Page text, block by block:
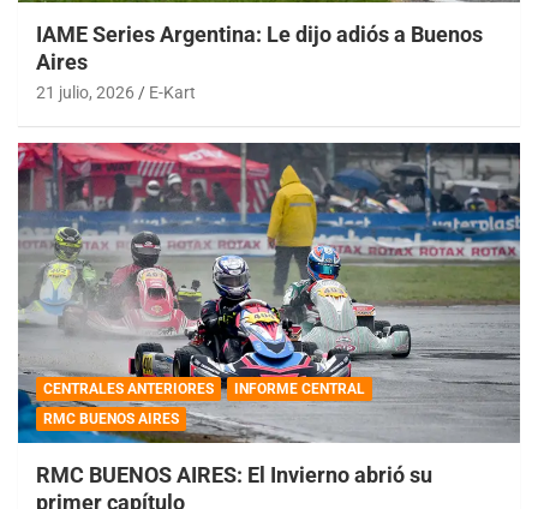
IAME Series Argentina: Le dijo adiós a Buenos
Aires
21 julio, 2026 E-Kart
CENTRALES ANTERIORES
INFORME CENTRAL
RMC BUENOS AIRES
RMC BUENOS AIRES: El Invierno abrió su
primer capítulo